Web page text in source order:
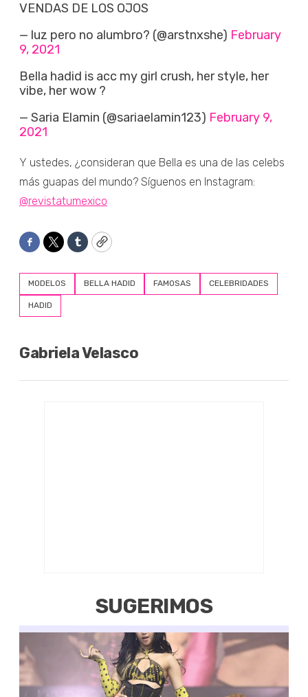
VENDAS DE LOS OJOS
— luz pero no alumbro? (@arstnxshe) February
9, 2021
Bella hadid is acc my girl crush, her style, her
vibe, her wow ?
— Saria Elamin (@sariaelamin123) February 9,
2021
Y ustedes, ¿consideran que Bella es una de las celebs
más guapas del mundo? Síguenos en Instagram:
@revistatumexico
Facebook
TwitterTumblrCopy
MODELOS BELLA HADID FAMOSAS CELEBRIDADES
HADID
Gabriela Velasco
SUGERIMOS